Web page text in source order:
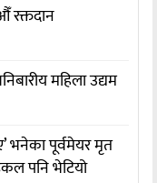
रक्तदान
महिला उद्यम
भनेका पूर्वमेयर मृत
पनि भेटियो